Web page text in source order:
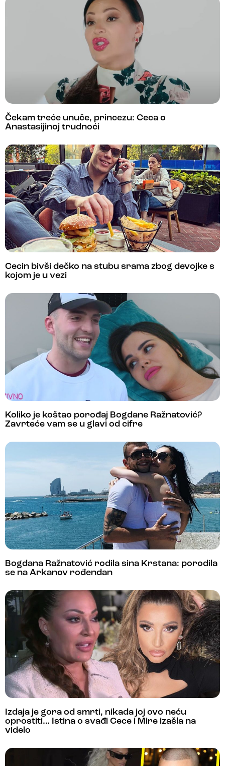
Čekam treće unuče, princezu: Ceca o
Anastasijinoj trudnoći
Cecin bivši dečko na stubu srama zbog devojke s
kojom je u vezi
Koliko je koštao porođaj Bogdane Ražnatović?
Zavrteće vam se u glavi od cifre
Bogdana Ražnatović rodila sina Krstana: porodila
se na Arkanov rođendan
Izdaja je gora od smrti, nikada joj ovo neću
oprostiti… Istina o svađi Cece i Mire izašla na
videlo